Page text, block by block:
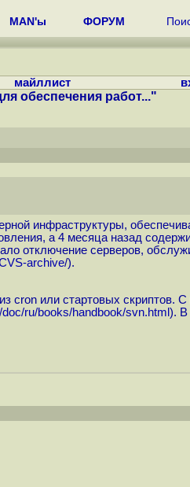
MAN'ы ФОРУМ
майллист
обеспечения работ..."
инфраструктуры,
а 4 месяца назад
отключение серверов,
archive/).
или стартовых скриптов. С
ru/books/handbook/svn.html ). В